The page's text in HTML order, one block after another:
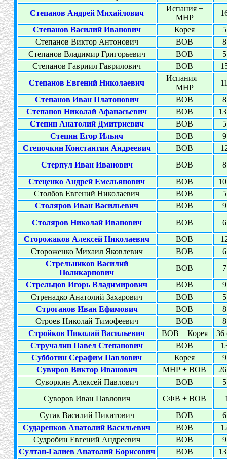
Степанов Андрей Михайлович
Испания +
МНР
Степанов Василий Иванович
Корея
Степанов Виктор Антонович
ВОВ
Степанов Владимир Григорьевич
ВОВ
Степанов Гавриил Гаврилович
ВОВ
Степанов Евгений Николаевич
Испания +
МНР
Степанов Иван Платонович
ВОВ
Степанов Николай Афанасьевич
ВОВ
Степин Анатолий Дмитриевич
ВОВ
Степин Егор Ильич
ВОВ
Степочкин Константин Андреевич
ВОВ
Стерпул Иван Иванович
ВОВ
Стеценко Андрей Емельянович
ВОВ
Столбов Евгений Николаевич
ВОВ
Столяров Иван Васильевич
ВОВ
Столяров Николай Иванович
ВОВ
Сторожаков Алексей Николаевич
ВОВ
Стороженко Михаил Яковлевич
ВОВ
Стрельников Василий
Поликарпович
ВОВ
Стрельцов Игорь Владимирович
ВОВ
Стренадко Анатолий Захарович
ВОВ
Строганов Иван Ефимович
ВОВ
Строев Николай Тимофеевич
ВОВ
Стройков Николай Васильевич
ВОВ + Корея
36
Стручалин Павел Степанович
ВОВ
Субботин Серафим Павлович
Корея
Сувиров Виктор Иванович
МНР + ВОВ
Суворкин Алексей Павлович
ВОВ
Суворов Иван Павлович
СФВ + ВОВ
Сугак Василий Никитович
ВОВ
Сударенков Анатолий Васильевич
ВОВ
Судробин Евгений Андреевич
ВОВ
Султан-Галиев Анатолий Борисович
ВОВ